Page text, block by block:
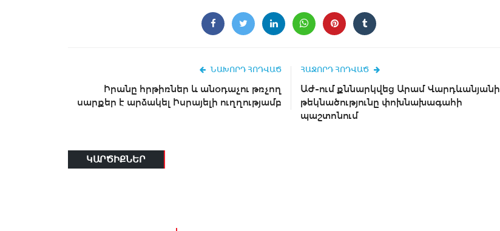
ՆԱԽՈՐԴ ՀՈԴՎԱԾ
Իրանը հրթիռներ և անօդաչու թռչող
սարքեր է արձակել Իսրայելի ուղղությամբ
ՀԱՋՈՐԴ ՀՈԴՎԱԾ
ԱԺ-ում քննարկվեց Արամ Վարդևանյանի
թեկնածությունը փոխնախագահի
պաշտոնում
ԿԱՐԾԻՔՆԵՐ